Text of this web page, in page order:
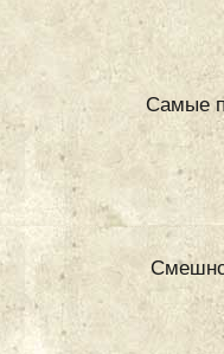
Самые